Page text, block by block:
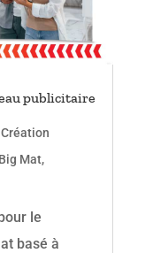
publicitaire
Création
Mat,
le
basé à